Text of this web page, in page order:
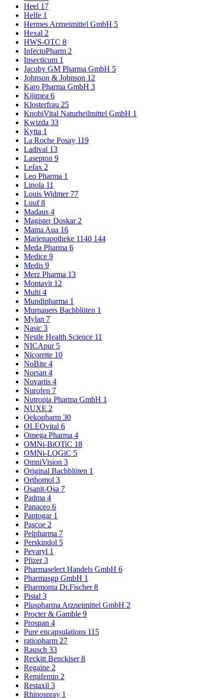
Heel 17
Helfe 1
Hermes Arzneimittel GmbH 5
Hexal 2
HWS-OTC 8
InfectoPharm 2
Insecticum 1
Jacoby GM Pharma GmbH 5
Johnson & Johnson 12
Karo Pharma GmbH 3
Kijimea 6
Klosterfrau 25
KnobiVital Naturheilmittel GmbH 1
Kwizda 33
Kytta 1
La Roche Posay 119
Ladival 13
Lasepton 9
Lefax 2
Leo Pharma 1
Linola 11
Louis Widmer 77
Luuf8
Madaus 4
Magister Doskar2
Mama Aua 16
Marienapotheke 1140 144
Meda Pharma 6
Medice 9
Medis 9
Merz Pharma 13
Montavit 12
Multi 4
Mundipharma 1
Murnauers Bachblüten 1
Mylan 7
Nasic 3
Nestle Health Science 11
NICApur 5
Nicorette 10
NoBite 4
Norsan 4
Novartis 4
Nurofen 7
Nutropia Pharma GmbH 1
NUXE 2
Oekopharm 30
OLEOvital 6
Omega Pharma 4
OMNi-BiOTiC 18
OMNi-LOGiC 5
OmniVision 3
Original Bachblüten 1
Orthomol 3
Osanit-Osa 7
Padma 4
Panaceo 6
Pantogar 1
Pascoe 2
Pelpharma 7
Perskindol 5
Pevaryl 1
Pfizer3
Pharmaselect Handels GmbH 6
Pharmasgp GmbH 1
Pharmonta Dr.Fischer8
Pistal 3
Pluspharma Arzneimittel GmbH 2
Procter & Gamble 9
Prospan 4
Pure encapsulations 115
ratiopharm 27
Rausch 33
Reckitt Benckiser8
Regaine 2
Remifemin 2
Restaxil 3
Rhinospray 1